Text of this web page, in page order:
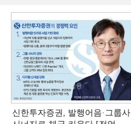
신한투자증권, 발행어음·그룹사